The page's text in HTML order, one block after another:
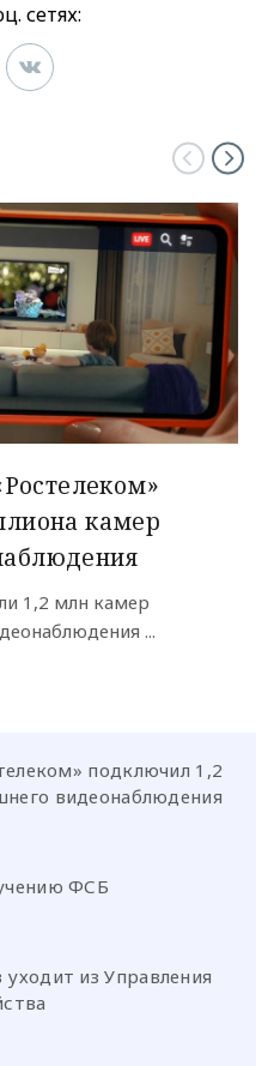
сетях:
камер
1,2 млн камер
...
подключил 1,2
видеонаблюдения
ФСБ
из Управления